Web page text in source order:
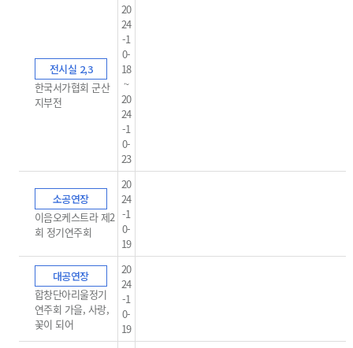
전시실 2,3
한국서가협회 군산
지부전
20
24
-1
0-
18
~
20
24
-1
0-
23
소공연장
이음오케스트라 제2
회 정기연주회
20
24
-1
0-
19
대공연장
합창단아리울정기
연주회 가을, 사랑,
꽃이 되어
20
24
-1
0-
19